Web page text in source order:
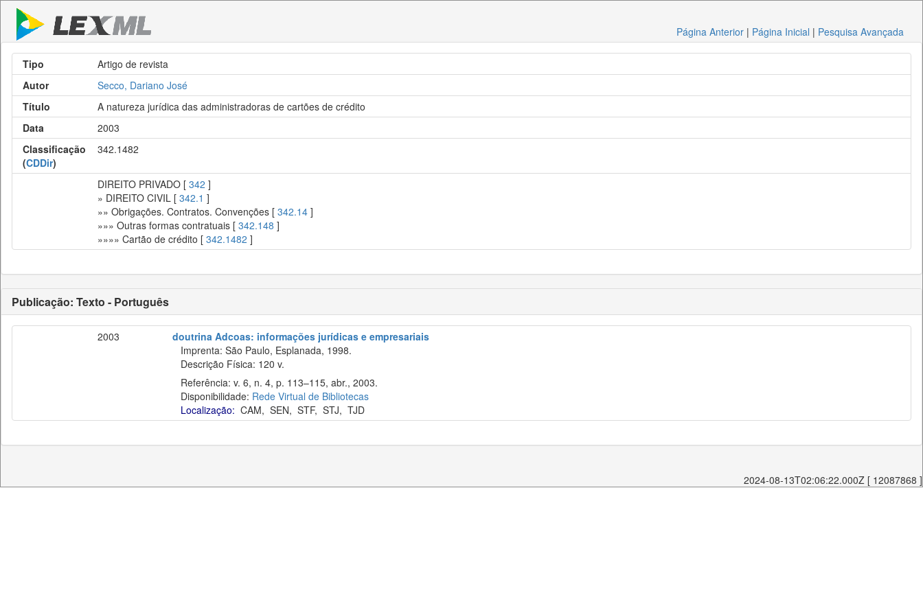
Página Anterior | Página Inicial | Pesquisa Avançada
Tipo
Artigo de revista
Autor
Secco, Dariano José
Título
A natureza jurídica das administradoras de cartões de crédito
Data
2003
Classificação
(CDDir)
342.1482
DIREITO PRIVADO [ 342 ]
» DIREITO CIVIL [ 342.1 ]
»» Obrigações. Contratos. Convenções [ 342.14 ]
»»» Outras formas contratuais [ 342.148 ]
»»»» Cartão de crédito [ 342.1482 ]
Publicação: Texto - Português
2003
doutrina Adcoas: informações jurídicas e empresariais
Imprenta: São Paulo, Esplanada, 1998.
Descrição Física: 120 v.
Referência: v. 6, n. 4, p. 113–115, abr., 2003.
Disponibilidade: Rede Virtual de Bibliotecas
Localização: CAM, SEN, STF, STJ, TJD
2024-08-13T02:06:22.000Z [ 12087868 ]